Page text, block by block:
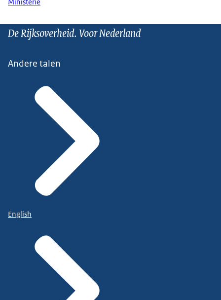
Ministerie
De Rijksoverheid. Voor Nederland
Andere talen
English